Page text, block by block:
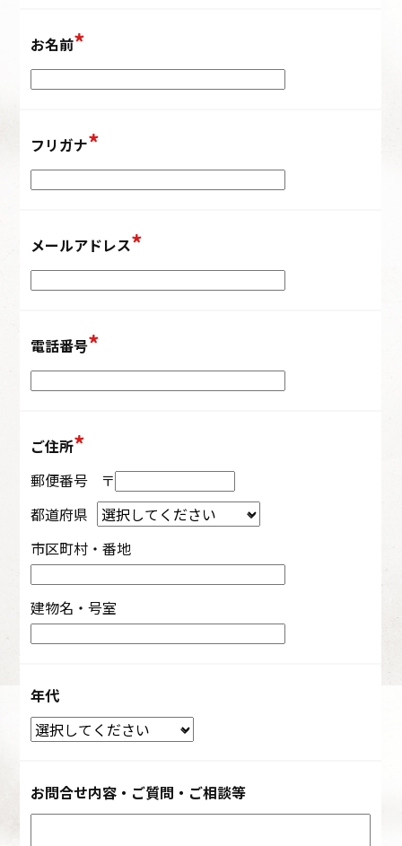
お名前
フリガナ
メールアドレス
電話番号
ご住所
郵便番号
〒
都道府県
市区町村・番地
建物名・号室
年代
お問合せ内容・ご質問・ご相談等